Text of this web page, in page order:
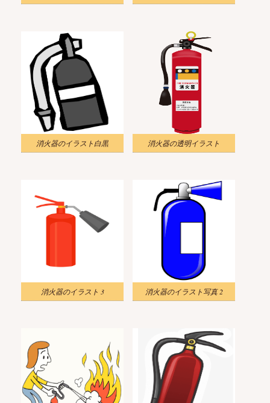
消火器のイラスト白黒 消火器の透明イラスト
消火器のイラスト 3 消火器のイラスト写真 2